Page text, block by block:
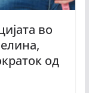
во
од